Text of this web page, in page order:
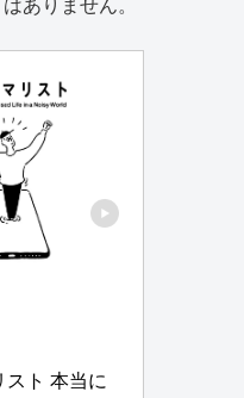
ありません。
スト 本当に